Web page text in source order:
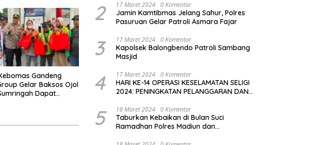
Gandeng
Gelar Baksos Ojol
Dapat
2 17 Maret 2024 0 Komentar
Jamin Kamtibmas Jelang Sahur, Polres
Pasuruan Gelar Patroli Asmara Fajar
3 17 Maret 2024 0 Komentar
Kapolsek Balongbendo Patroli Sambang
Masjid
4 17 Maret 2024 0 Komentar
HARI KE-14 OPERASI KESELAMATAN SELIGI
2024: PENINGKATAN PELANGGARAN DAN
5 18 Maret 2024 0 Komentar
Taburkan Kebaikan di Bulan Suci
Ramadhan Polres Madiun dan